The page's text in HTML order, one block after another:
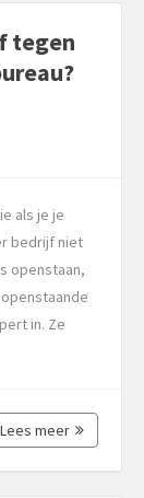
tegen
als je je
bedrijf niet
openstaan,
in. Ze
Lees meer